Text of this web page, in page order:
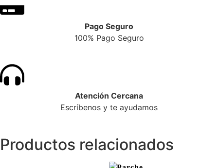
Pago Seguro
100% Pago Seguro
Atención Cercana
Escríbenos y te ayudamos
Productos relacionados